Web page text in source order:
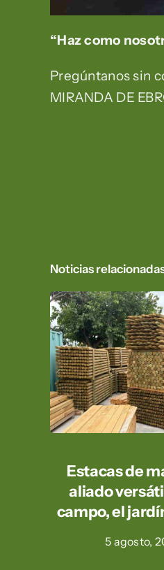
“Haz como
Pregúntanos sin
MIRANDA DE
Noticias
Estacas de
aliado
campo, el
5 agosto,